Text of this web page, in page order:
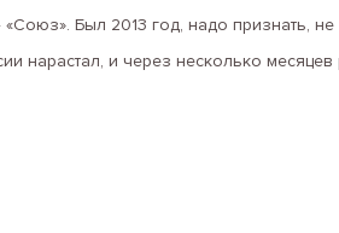
Был 2013 год, надо признать,
нарастал, и через несколько